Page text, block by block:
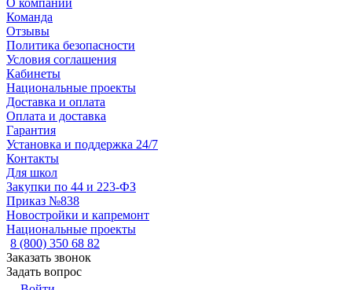
О компании
Команда
Отзывы
Политика безопасности
Условия соглашения
Кабинеты
Национальные проекты
Доставка и оплата
Оплата и доставка
Гарантия
Установка и поддержка 24/7
Контакты
Для школ
Закупки по 44 и 223-ФЗ
Приказ №838
Новостройки и капремонт
Национальные проекты
8 (800) 350 68 82
Заказать звонок
Задать вопрос